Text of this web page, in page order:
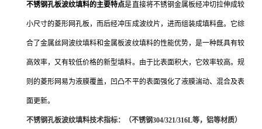
不锈钢孔板波纹填料的主要特点是直接将不锈钢金属板经冲切拉伸成较
小尺寸的菱形网孔板，而后经冲压成波纹片，进而组装成填料盘。它综
合了金属丝网波纹填料和金属板波纹填料的性能优势，是一种既具有较
高效率，又有较低价格的新型填料。由于比表面积大，它效率较高。规
则的菱形网易为液膜覆盖，凹凸不平的表面强化了液膜湍动、混合及表
面更新。
不锈钢孔板波纹填料技术指标：（不锈钢304/321/316L等，铝等材质）